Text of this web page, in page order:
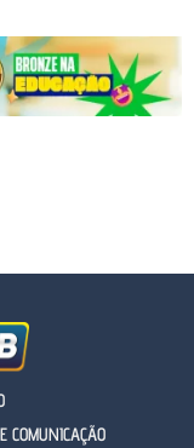
COMUNICAÇÃO